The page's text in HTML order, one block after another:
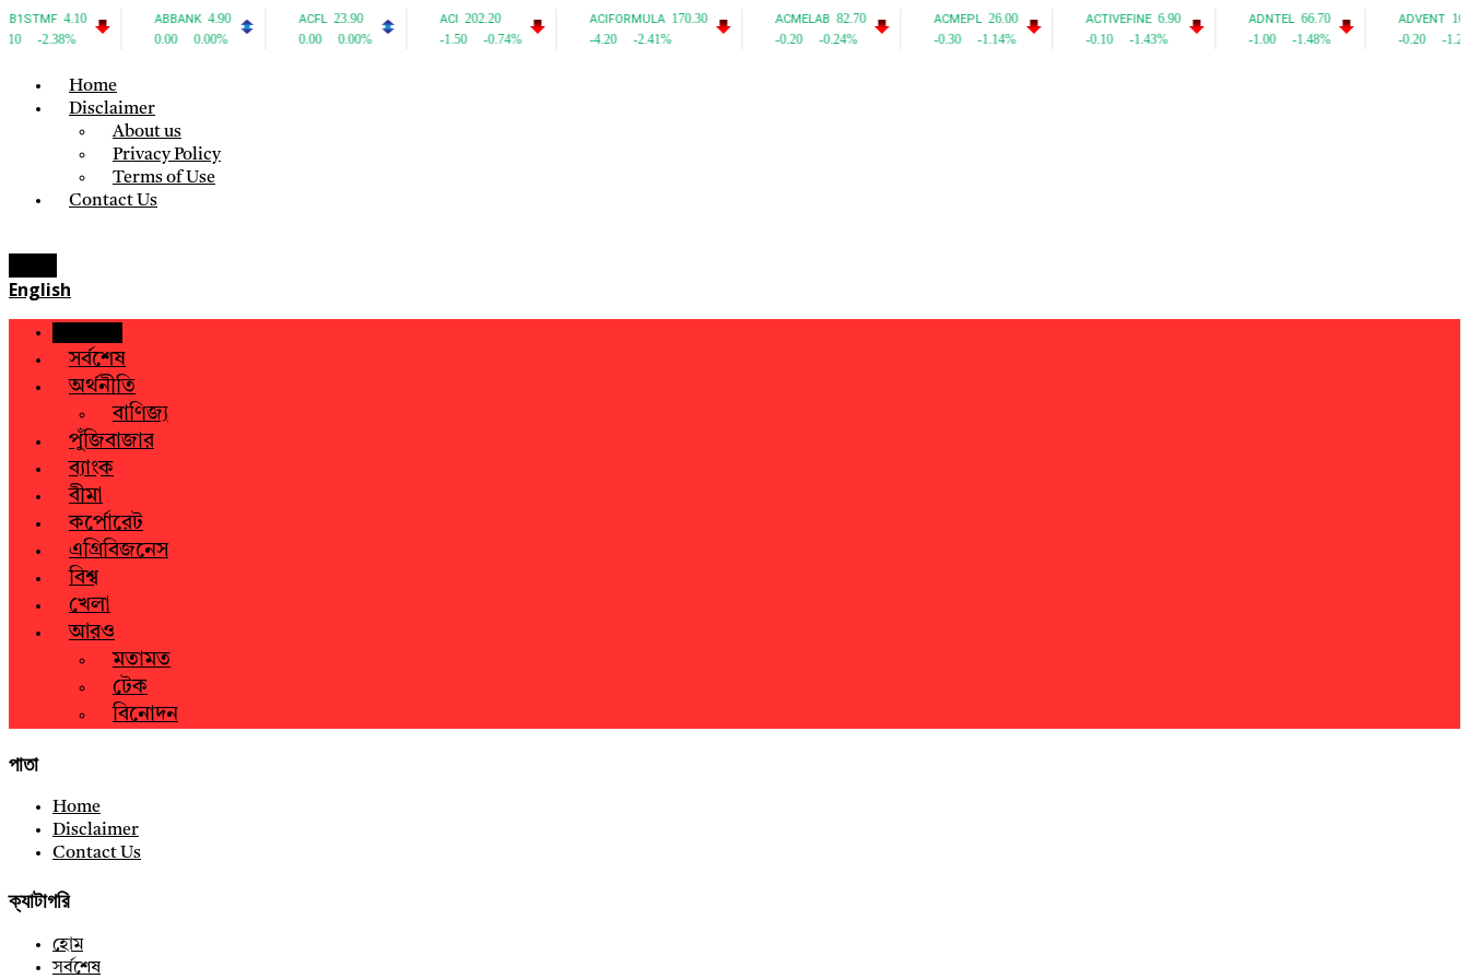
Home
Disclaimer
About us
Privacy Policy
Terms of Use
Contact Us
English
সর্বশেষ
অর্থনীতি
বাণিজ্য
পুঁজিবাজার
ব্যাংক
বীমা
কর্পোরেট
এগ্রিবিজনেস
বিশ্ব
খেলা
আরও
মতামত
টেক
বিনোদন
পাতা
Home
Disclaimer
Contact Us
ক্যাটাগরি
হোম
সর্বশেষ